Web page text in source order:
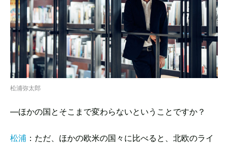
松浦弥太郎
—ほかの国とそこまで変わらないということですか？
松浦 ：ただ、ほかの欧米の国々に比べると、北欧のライ